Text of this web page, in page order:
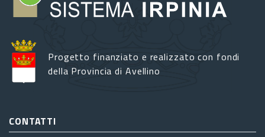
Progetto finanziato e realizzato con fondi
della Provincia di Avellino
CONTATTI